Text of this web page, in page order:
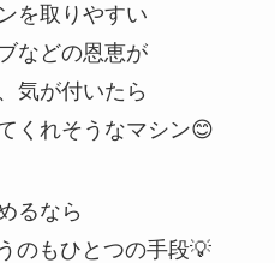
を取りやすい
などの恩恵が
気が付いたら
くれそうなマシン😊
るなら
のもひとつの手段💡